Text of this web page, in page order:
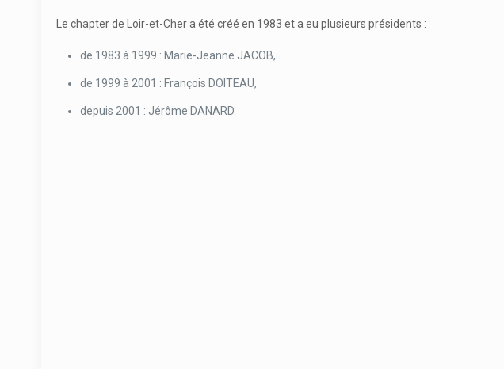
Le chapter de Loir-et-Cher a été créé en 1983 et a eu plusieurs présidents :
de 1983 à 1999 : Marie-Jeanne JACOB,
de 1999 à 2001 : François DOITEAU,
depuis 2001 : Jérôme DANARD.